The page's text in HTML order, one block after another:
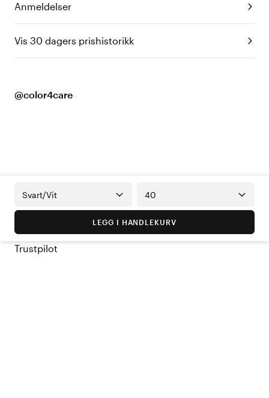
Anmeldelser
Vis 30 dagers prishistorikk
@color4care
Svart/Vit 40
LEGG I HANDLEKURV
Trustpilot